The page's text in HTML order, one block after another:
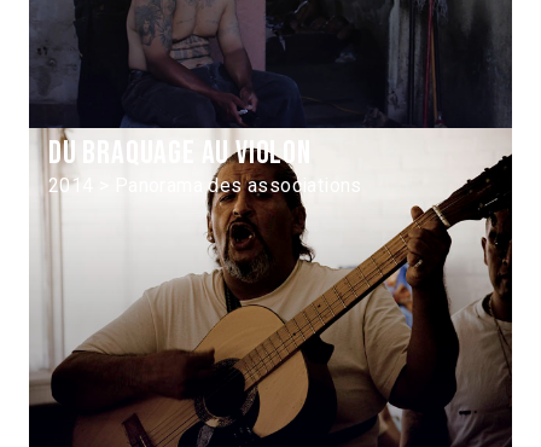
Du braquage au violon
2014 > Panorama des associations